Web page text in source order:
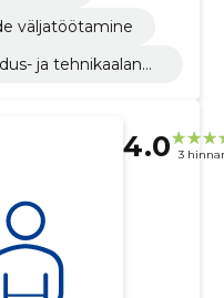
väljatöötamine
ja tehnikaalane
4.0 3